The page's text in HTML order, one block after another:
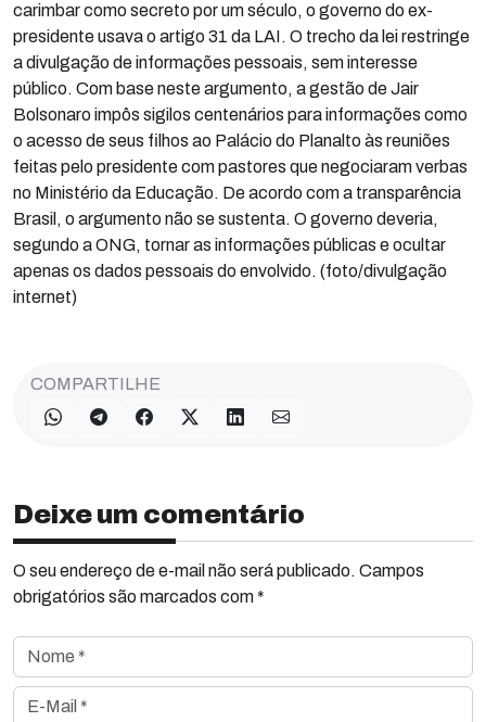
carimbar como secreto por um século, o governo do ex-
presidente usava o artigo 31 da LAI. O trecho da lei restringe
a divulgação de informações pessoais, sem interesse
público. Com base neste argumento, a gestão de Jair
Bolsonaro impôs sigilos centenários para informações como
o acesso de seus filhos ao Palácio do Planalto às reuniões
feitas pelo presidente com pastores que negociaram verbas
no Ministério da Educação. De acordo com a transparência
Brasil, o argumento não se sustenta. O governo deveria,
segundo a ONG, tornar as informações públicas e ocultar
apenas os dados pessoais do envolvido. (foto/divulgação
internet)
COMPARTILHE
Deixe um comentário
O seu endereço de e-mail não será publicado. Campos
obrigatórios são marcados com *
Nome *
E-Mail *